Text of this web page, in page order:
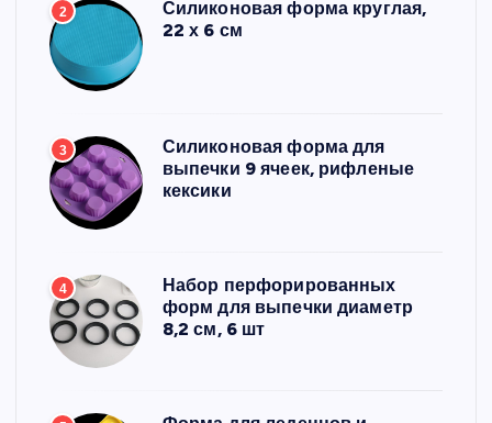
2
Силиконовая форма круглая,
22 х 6 см
3
Силиконовая форма для
выпечки 9 ячеек, рифленые
кексики
4
Набор перфорированных
форм для выпечки диаметр
8,2 см, 6 шт